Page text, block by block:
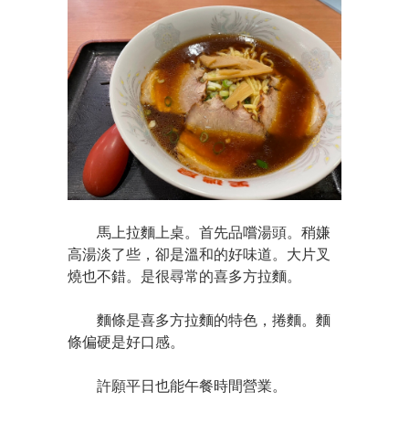
馬上拉麵上桌。首先品嚐湯頭。稍嫌
高湯淡了些，卻是溫和的好味道。大片叉
燒也不錯。是很尋常的喜多方拉麵。
麵條是喜多方拉麵的特色，捲麵。麵
條偏硬是好口感。
許願平日也能午餐時間營業。